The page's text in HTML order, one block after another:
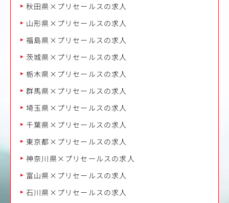
秋田県×プリセールスの求人
山形県×プリセールスの求人
福島県×プリセールスの求人
茨城県×プリセールスの求人
栃木県×プリセールスの求人
群馬県×プリセールスの求人
埼玉県×プリセールスの求人
千葉県×プリセールスの求人
東京都×プリセールスの求人
神奈川県×プリセールスの求人
富山県×プリセールスの求人
石川県×プリセールスの求人